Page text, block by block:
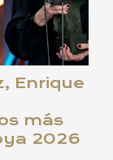
Enrique
más
2026